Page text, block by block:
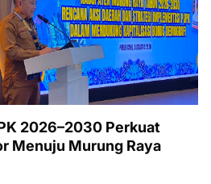
2026–2030 Perkuat
Menuju Murung Raya